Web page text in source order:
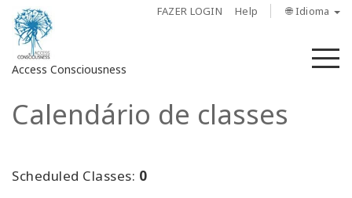
FAZER LOGIN Help 🌐 Idioma
Access Consciousness
Fazer
sua
Calendário de classes
Scheduled Classes: 0